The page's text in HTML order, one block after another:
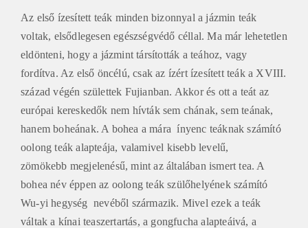
Az első ízesített teák minden bizonnyal a jázmin teák
voltak, elsődlegesen egészségvédő céllal. Ma már lehetetlen
eldönteni, hogy a jázmint társították a teához, vagy
fordítva. Az első öncélú, csak az ízért ízesített teák a XVIII.
század végén születtek Fujianban. Akkor és ott a teát az
európai kereskedők nem hívták sem chának, sem teának,
hanem boheának. A bohea a mára ínyenc teáknak számító
oolong teák alapteája, valamivel kisebb levelű,
zömökebb megjelenésű, mint az általában ismert tea. A
bohea név éppen az oolong teák szülőhelyének számító
Wu-yi hegység nevéből származik. Mivel ezek a teák
váltak a kínai teaszertartás, a gongfucha alapteáivá, a